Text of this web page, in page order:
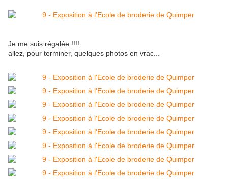
Je me suis régalée !!!!
allez, pour terminer, quelques photos en vrac...